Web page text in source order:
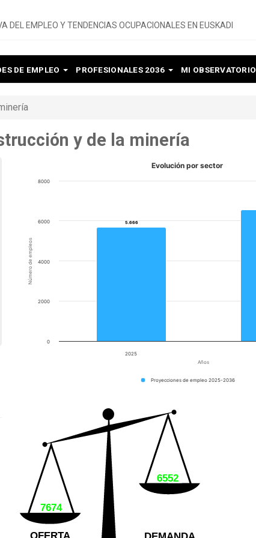
DEL EMPLEO Y TENDENCIAS OCUPACIONALES EN EUSKADI
DE EMPLEO PROFESIONALES 2036 MI OBSERVATORIO
y de la minería
Años
Número de empleos
Evolución por sector
5.666
5.666
Proyecciones de empleo 2025-2036
2025
0
2000
4000
6000
8000
7674
6552
OFERTA